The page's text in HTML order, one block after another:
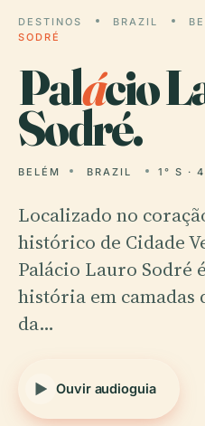
DESTINOS BRAZIL
SODRÉ
Palácio
Sodré.
BELÉM BRAZIL 1° S ·
Localizado no
histórico de Cidade
Palácio Lauro Sodré
história em camadas
da…
Ouvir audioguia